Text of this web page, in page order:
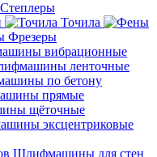
Степлеры
Точила
Фрезеры
Шлифмашины для стен